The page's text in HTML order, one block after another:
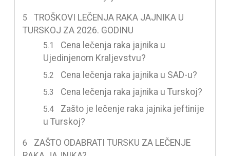
TROŠKOVI LEČENJA RAKA JAJNIKA U
TURSKOJ ZA 2026. GODINU
Cena lečenja raka jajnika u
Ujedinjenom Kraljevstvu?
Cena lečenja raka jajnika u SAD-u?
Cena lečenja raka jajnika u Turskoj?
Zašto je lečenje raka jajnika jeftinije
u Turskoj?
ZAŠTO ODABRATI TURSKU ZA LEČENJE